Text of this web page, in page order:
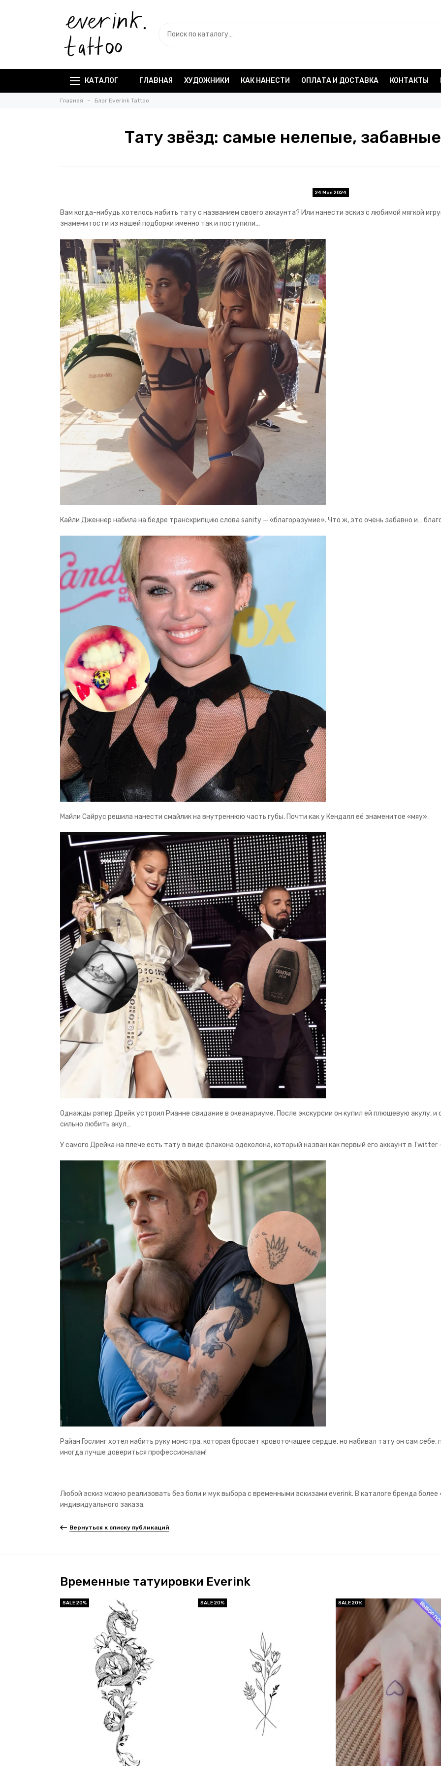
КАТАЛОГ ГЛАВНАЯ ХУДОЖНИКИ КАК НАНЕСТИ ОПЛАТА И ДОСТАВКА КОНТАКТЫ
Главная Блог Everink Tattoo
Тату звёзд: самые нелепые,
24 Мая 2024
Вам когда-нибудь хотелось набить тату с названием своего аккаунта? Или нанести эскиз с любимой мягкой
знаменитости из нашей подборки именно так и поступили...
Кайли Дженнер набила на бедре транскрипцию слова sanity — «благоразумие». Что ж, это очень забавно и…
Майли Сайрус решила нанести смайлик на внутреннюю часть губы. Почти как у Кендалл её знаменитое «мяу».
Однажды рэпер Дрейк устроил Рианне свидание в океанариуме. После экскурсии он купил ей плюшевую акулу, и
сильно любить акул…
У самого Дрейка на плече есть тату в виде флакона одеколона, который назван как первый его аккаунт в Twitter
Райан Гослинг хотел набить руку монстра, которая бросает кровоточащее сердце, но набивал тату он сам
иногда лучше довериться профессионалам!
Любой эскиз можно реализовать без боли и мук выбора с временными эскизами everink. В каталоге бренда
индивидуального заказа.
Вернуться к списку публикаций
Временные татуировки Everink
SALE 20% SALE 20% SALE 20%